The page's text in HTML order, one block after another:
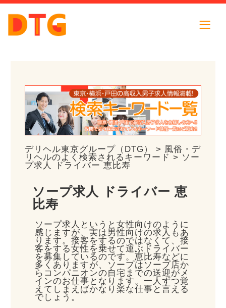
デリヘル東京グループ（DTG） > 風俗・デ
リヘルのよく検索されるキーワード > ソー
プ求人 ドライバー 恵比寿
ソープ求人 ドライバー 恵
比寿
ソープ求人というと女性向けのように
感じますが、実は男性向けの求人もあ
ります。接客をするのではなくて、接
客をする女性を乗せて運ぶドライバー
を募集しているのです。恵比寿などに
多くありますが、ソープはソープ店か
らコンパニオンの自宅までの送迎がメ
インのお仕事となります。一人ずつ覚
えてしまえばかなり楽な仕事と言える
でしょう。